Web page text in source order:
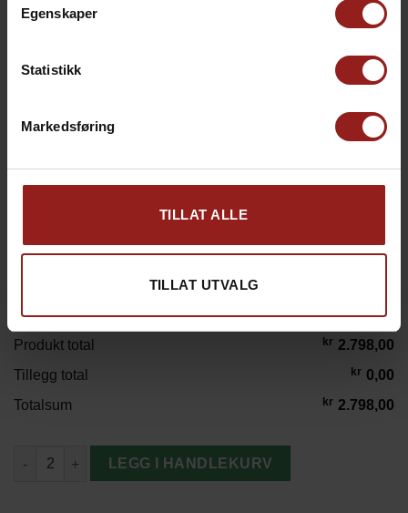
Egenskaper
Statistikk
Markedsføring
TILLAT ALLE
TILLAT UTVALG
Julekort D+ kr 15,00
Produkt total kr 2.798,00
Tillegg total
kr 0,00
Totalsum
kr 2.798,00
Nordic Sense Hårføner antall
LEGG I HANDLEKURV